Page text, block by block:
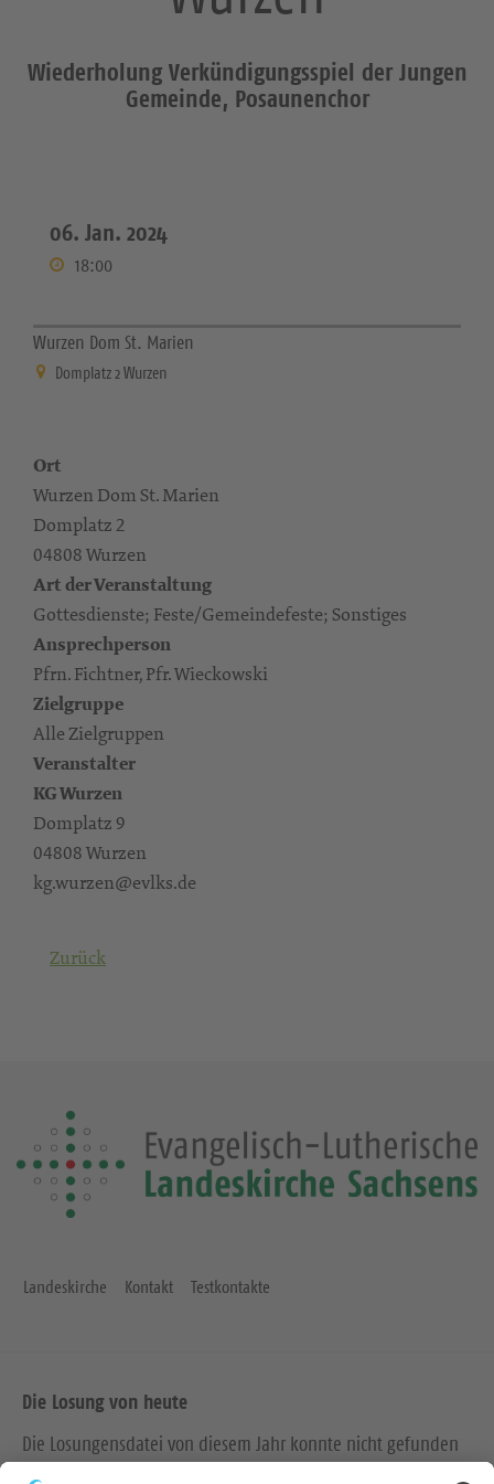
Wiederholung Verkündigungsspiel der Jungen
Gemeinde, Posaunenchor
06. Jan. 2024
18:00
Wurzen Dom St. Marien
Domplatz 2 Wurzen
Ort
Wurzen Dom St. Marien
Domplatz 2
04808 Wurzen
Art der Veranstaltung
Gottesdienste; Feste/Gemeindefeste; Sonstiges
Ansprechperson
Pfrn. Fichtner, Pfr. Wieckowski
Zielgruppe
Alle Zielgruppen
Veranstalter
KG Wurzen
Domplatz 9
04808 Wurzen
kg.wurzen@evlks.de
Zurück
Landeskirche Kontakt Testkontakte
Die Losung von heute
Die Losungensdatei von diesem Jahr konnte nicht gefunden
werden. Wie das Problem gelöst werden kann, können Sie